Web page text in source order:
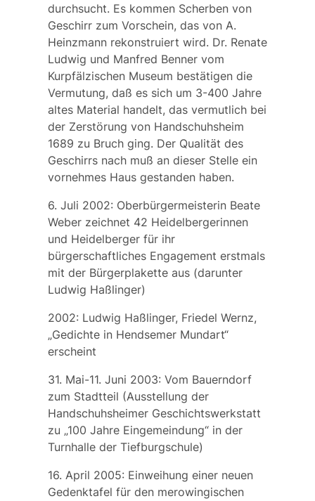
durchsucht. Es kommen Scherben von
Geschirr zum Vorschein, das von A.
Heinzmann rekonstruiert wird. Dr. Renate
Ludwig und Manfred Bennervom
Kurpfälzischen Museum bestätigen die
Vermutung, daß es sich um 3-400 Jahre
altes Material handelt, das vermutlich bei
der Zerstörung von Handschuhsheim
1689 zu Bruch ging. Der Qualität des
Geschirrs nach muß an dieser Stelle ein
vornehmes Haus gestanden haben.
6. Juli 2002: Oberbürgermeisterin Beate
Weber zeichnet 42 Heidelbergerinnen
und Heidelberger für ihr
bürgerschaftliches Engagement erstmals
mit der Bürgerplaketteaus (darunter
Ludwig Haßlinger)
2002: Ludwig Haßlinger, Friedel Wernz,
„Gedichte in Hendsemer Mundart“
erscheint
31. Mai-11. Juni 2003: Vom Bauerndorf
zum Stadtteil (Ausstellung der
Handschuhsheimer Geschichtswerkstatt
zu „100 Jahre Eingemeindung“ in der
Turnhalle der Tiefburgschule)
16. April 2005: Einweihung einer neuen
Gedenktafel für den merowingischen